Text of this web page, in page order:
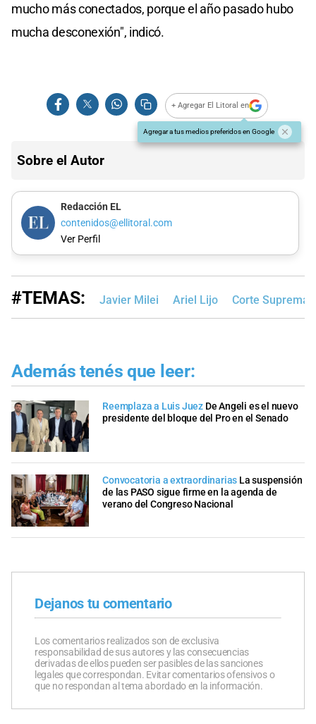
mucho más conectados, porque el año pasado hubo
mucha desconexión", indicó.
+ Agregar El Litoral en
Agregar a tus medios preferidos en Google
Sobre el Autor
Redacción EL
contenidos@ellitoral.com
Ver Perfil
#TEMAS: Javier Milei Ariel Lijo Corte Suprema
Además tenés que leer:
Reemplaza a Luis Juez De Angeli es el nuevo
presidente del bloque del Pro en el Senado
Convocatoria a extraordinarias La suspensión
de las PASO sigue firme en la agenda de
verano del Congreso Nacional
Dejanos tu comentario
Los comentarios realizados son de exclusiva
responsabilidad de sus autores y las consecuencias
derivadas de ellos pueden ser pasibles de las sanciones
legales que correspondan. Evitar comentarios ofensivos o
que no respondan al tema abordado en la información.